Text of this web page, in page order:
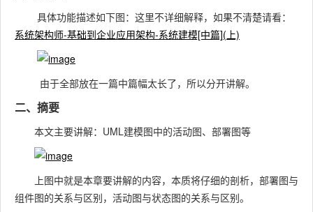
具体功能描述如下图：这里不详细解释，如果不清楚请看：
系统架构师-基础到企业应用架构-系统建模[中篇](上)
由于全部放在一篇中篇幅太长了，所以分开讲解。
二、摘要
本文主要讲解：UML建模图中的活动图、部署图等
上图中就是本章要讲解的内容，本质将仔细的剖析，部署图与
组件图的关系与区别，活动图与状态图的关系与区别。